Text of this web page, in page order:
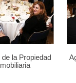
la Propiedad